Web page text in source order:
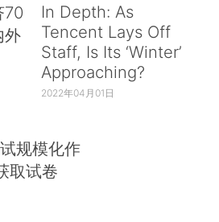
70
外
In Depth: As
Tencent Lays Off
Staff, Is Its ‘Winter’
Approaching?
2022年04月01日
规模化作
取试卷